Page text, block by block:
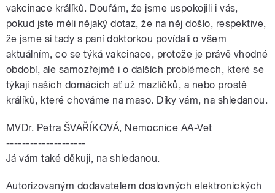
vakcinace králíků. Doufám, že jsme uspokojili i vás,
pokud jste měli nějaký dotaz, že na něj došlo, respektive,
že jsme si tady s paní doktorkou povídali o všem
aktuálním, co se týká vakcinace, protože je právě vhodné
období, ale samozřejmě i o dalších problémech, které se
týkají našich domácích ať už mazlíčků, a nebo prostě
králíků, které chováme na maso. Díky vám, na shledanou.
MVDr. Petra ŠVAŘÍKOVÁ, Nemocnice AA-Vet
--------------------
Já vám také děkuji, na shledanou.
Autorizovaným dodavatelem doslovných elektronických